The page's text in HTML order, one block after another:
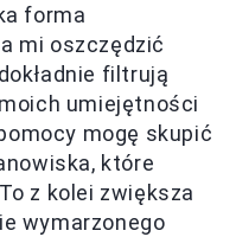
forma
mi oszczędzić
filtrują
umiejętności
mogę skupić
które
z kolei zwiększa
wymarzonego